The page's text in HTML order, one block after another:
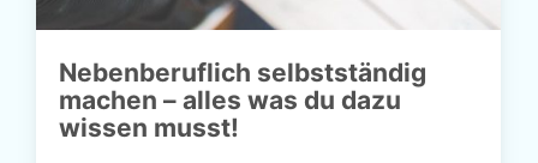
Nebenberuflich selbstständig
machen – alles was du dazu
wissen musst!